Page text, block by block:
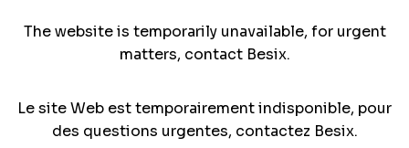
The website is temporarily unavailable, for urgent
matters, contact Besix.
Le site Web est temporairement indisponible, pour
des questions urgentes, contactez Besix.